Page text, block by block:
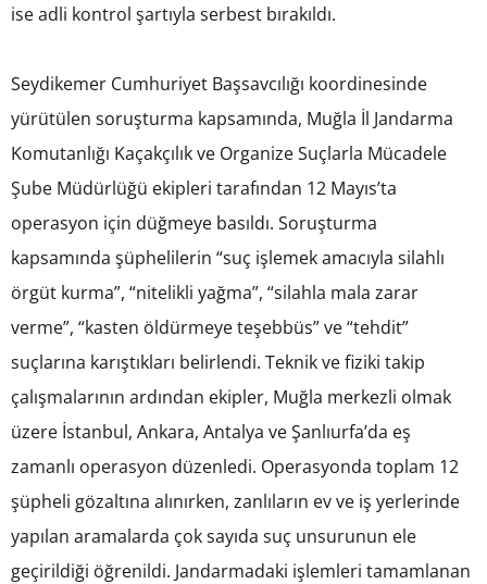
ise adli kontrol şartıyla serbest bırakıldı.
Seydikemer Cumhuriyet Başsavcılığı koordinesinde
yürütülen soruşturma kapsamında, Muğla İl Jandarma
Komutanlığı Kaçakçılık ve Organize Suçlarla Mücadele
Şube Müdürlüğü ekipleri tarafından 12 Mayıs’ta
operasyon için düğmeye basıldı. Soruşturma
kapsamında şüphelilerin “suç işlemek amacıyla silahlı
örgüt kurma”, “nitelikli yağma”, “silahla mala zarar
verme”, “kasten öldürmeye teşebbüs” ve “tehdit”
suçlarına karıştıkları belirlendi. Teknik ve fiziki takip
çalışmalarının ardından ekipler, Muğla merkezli olmak
üzere İstanbul, Ankara, Antalya ve Şanlıurfa’da eş
zamanlı operasyon düzenledi. Operasyonda toplam 12
şüpheli gözaltına alınırken, zanlıların ev ve iş yerlerinde
yapılan aramalarda çok sayıda suç unsurunun ele
geçirildiği öğrenildi. Jandarmadaki işlemleri tamamlanan